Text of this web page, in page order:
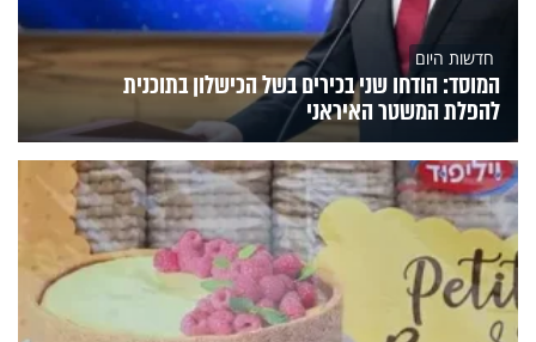
חדשות היום
המוסד: הודחו שני בכירים בשל הכישלון בתוכנית
להפלת המשטר האיראני